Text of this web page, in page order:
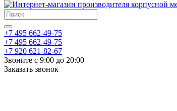
+7 495 662-49-75
+7 495 662-49-75
+7 920 621-82-67
Звоните с 9:00 до 20:00
Заказать звонок